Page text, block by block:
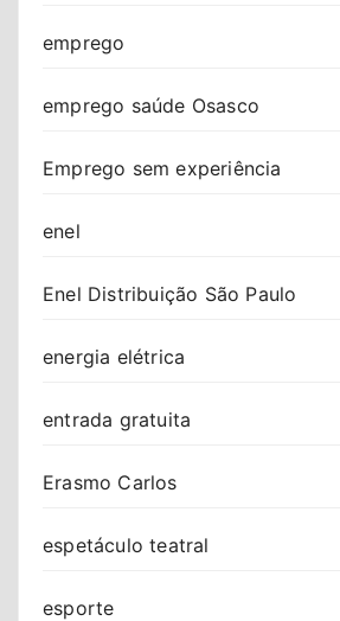
emprego
emprego saúde Osasco
Emprego sem experiência
enel
Enel Distribuição São Paulo
energia elétrica
entrada gratuita
Erasmo Carlos
espetáculo teatral
esporte